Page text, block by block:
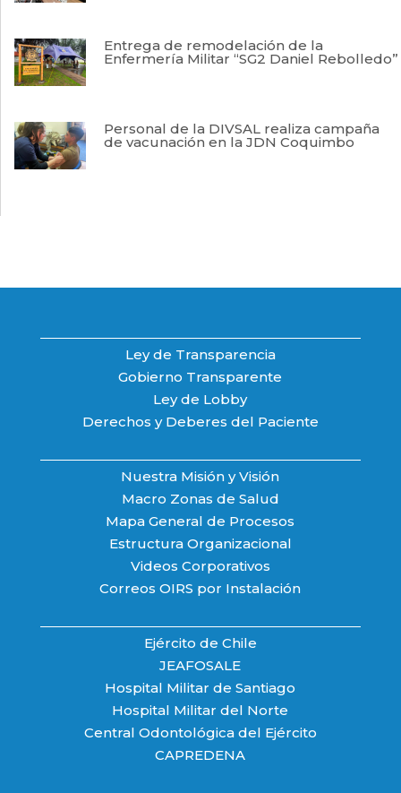
Entrega de remodelación de la
Enfermería Militar “SG2 Daniel Rebolledo”
Personal de la DIVSAL realiza campaña
de vacunación en la JDN Coquimbo
Ley de Transparencia
Gobierno Transparente
Ley de Lobby
Derechos y Deberes del Paciente
Nuestra Misión y Visión
Macro Zonas de Salud
Mapa General de Procesos
Estructura Organizacional
Videos Corporativos
Correos OIRS por Instalación
Ejército de Chile
JEAFOSALE
Hospital Militar de Santiago
Hospital Militar del Norte
Central Odontológica del Ejército
CAPREDENA